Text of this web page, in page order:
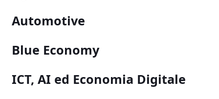
Automotive
Blue Economy
ICT, AI ed Economia Digitale